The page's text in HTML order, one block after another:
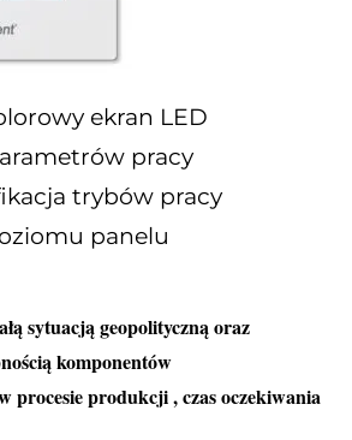
ekran LED
pracy
trybów pracy
panelu
sytuacją geopolityczną oraz
komponentów
procesie produkcji , czas oczekiwania